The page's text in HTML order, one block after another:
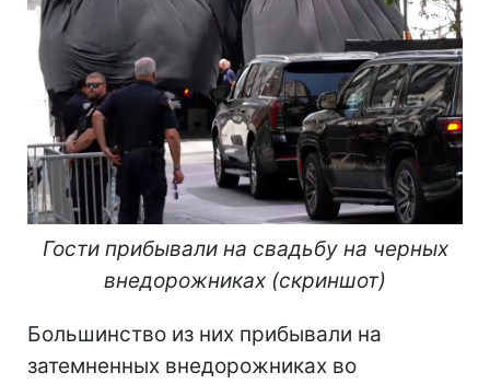
Гости прибывали на свадьбу на черных
внедорожниках (скриншот)
Большинство из них прибывали на
затемненных внедорожниках во